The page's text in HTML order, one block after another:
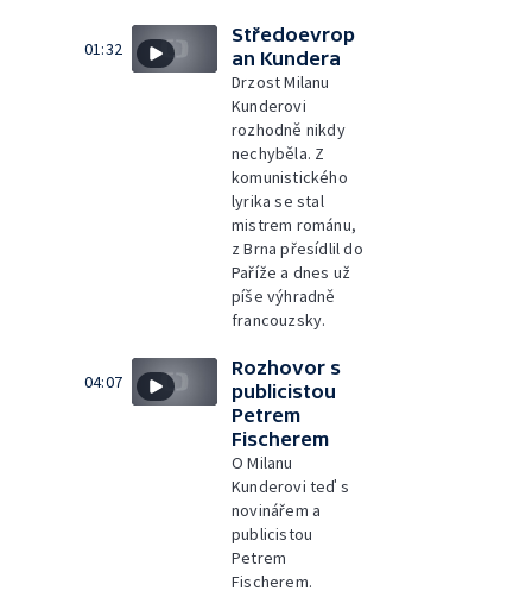
01:32
Středoevrop
an Kundera
Drzost Milanu
Kunderovi
rozhodně nikdy
nechyběla. Z
komunistického
lyrika se stal
mistrem románu,
z Brna přesídlil do
Paříže a dnes už
píše výhradně
francouzsky.
04:07
Rozhovor s
publicistou
Petrem
Fischerem
O Milanu
Kunderovi teď s
novinářem a
publicistou
Petrem
Fischerem.